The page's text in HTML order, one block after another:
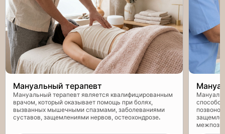
Мануальный терапевт
Мануальный терапевт является квалифицированным
врачом, который оказывает помощь при болях,
вызванных мышечными спазмами, заболеваниями
суставов, защемлениями нервов, остеохондрозе.